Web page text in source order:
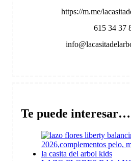
https://m.me/
615 34 37
Te puede interesar…